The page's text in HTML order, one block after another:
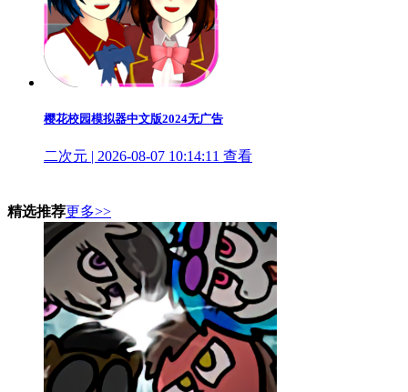
樱花校园模拟器中文版2024无广告
二次元 | 2026-08-07 10:14:11 查看
精选推荐更多>>